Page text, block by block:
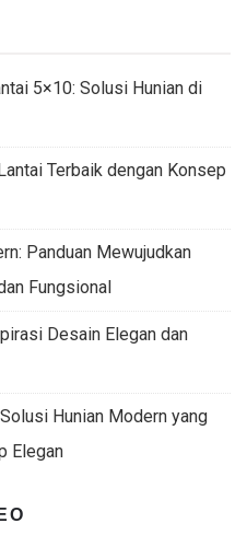
5×10: Solusi Hunian di
Terbaik dengan Konsep
Panduan Mewujudkan
Fungsional
Desain Elegan dan
Hunian Modern yang
Elegan